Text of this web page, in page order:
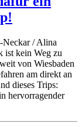
Neckar / Alina
ist kein Weg zu
von Wiesbaden
am direkt an
dieses Trips:
hervorragender